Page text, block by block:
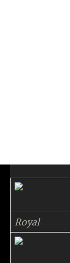
Royal